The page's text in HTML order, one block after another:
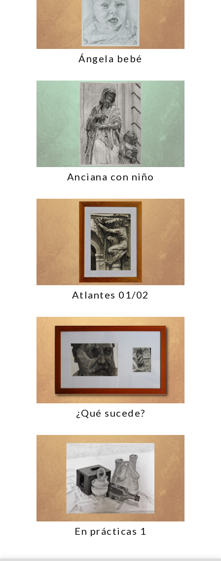
Ángela bebé
Anciana con niño
Atlantes 01/02
¿Qué sucede?
En prácticas 1